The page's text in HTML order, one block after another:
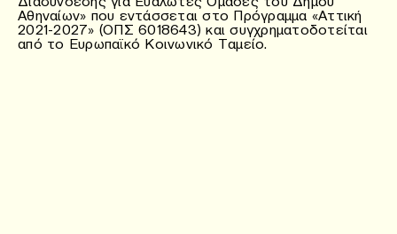
Αθηναίων» που εντάσσεται στο Πρόγραμμα «Αττική
2021-2027» (ΟΠΣ 6018643) και συγχρηματοδοτείται
από το Ευρωπαϊκό Κοινωνικό Ταμείο.